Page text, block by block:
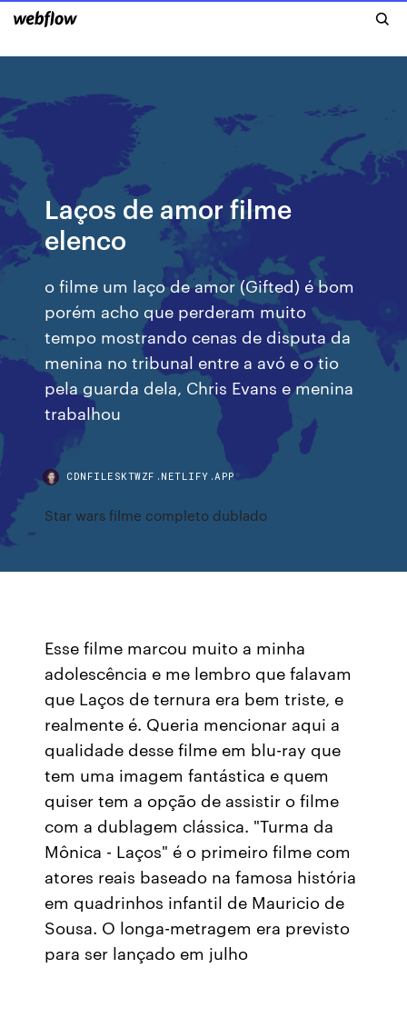
Laços de amor filme
elenco
o filme um laço de amor (Gifted) é bom
porém acho que perderam muito
tempo mostrando cenas de disputa da
menina no tribunal entre a avó e o tio
pela guarda dela, Chris Evans e menina
trabalhou
CDNFILESKTWZF.NETLIFY.APP
Star wars filme completo dublado
Esse filme marcou muito a minha
adolescência e me lembro que falavam
que Laços de ternura era bem triste, e
realmente é. Queria mencionar aqui a
qualidade desse filme em blu-ray que
tem uma imagem fantástica e quem
quiser tem a opção de assistir o filme
com a dublagem clássica. "Turma da
Mônica - Laços" é o primeiro filme com
atores reais baseado na famosa história
em quadrinhos infantil de Mauricio de
Sousa. O longa-metragem era previsto
para ser lançado em julho